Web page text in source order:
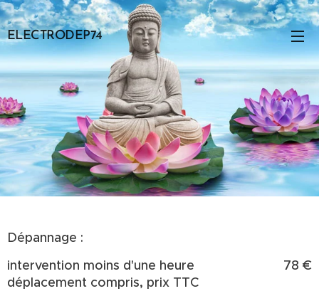
ELECTRODEP74
Dépannage :
intervention moins d'une heure
déplacement compris, prix TTC
78 €